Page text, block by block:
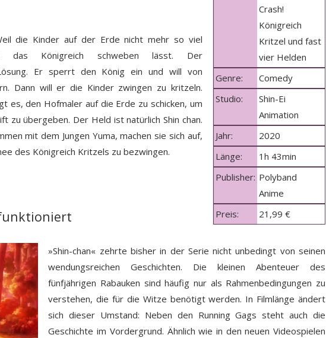
Crash!
Königreich
Kritzel und fast
vier Helden
Genre:
Comedy
Studio:
Shin-Ei
Animation
Jahr:
2020
Länge:
1h 43min
Publisher: Polyband
Anime
Preis:
21,99 €
die Kinder auf der Erde nicht mehr so viel
das Königreich schweben lässt. Der
Er sperrt den König ein und will von
Dann will er die Kinder zwingen zu kritzeln.
es, den Hofmaler auf die Erde zu schicken, um
zu übergeben. Der Held ist natürlich Shin chan.
mit dem Jungen Yuma, machen sie sich auf,
des Königreich Kritzels zu bezwingen.
»Shin-chan« zehrte bisher in der Serie nicht unbedingt von seinen
wendungsreichen Geschichten. Die kleinen Abenteuer des
fünfjährigen Rabauken sind häufig nur als Rahmenbedingungen zu
verstehen, die für die Witze benötigt werden. In Filmlänge ändert
sich dieser Umstand: Neben den Running Gags steht auch die
Geschichte im Vordergrund. Ähnlich wie in den neuen Videospielen